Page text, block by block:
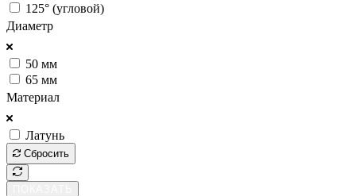
125° (угловой)
Диаметр
50 мм
65 мм
Материал
Латунь
Сбросить